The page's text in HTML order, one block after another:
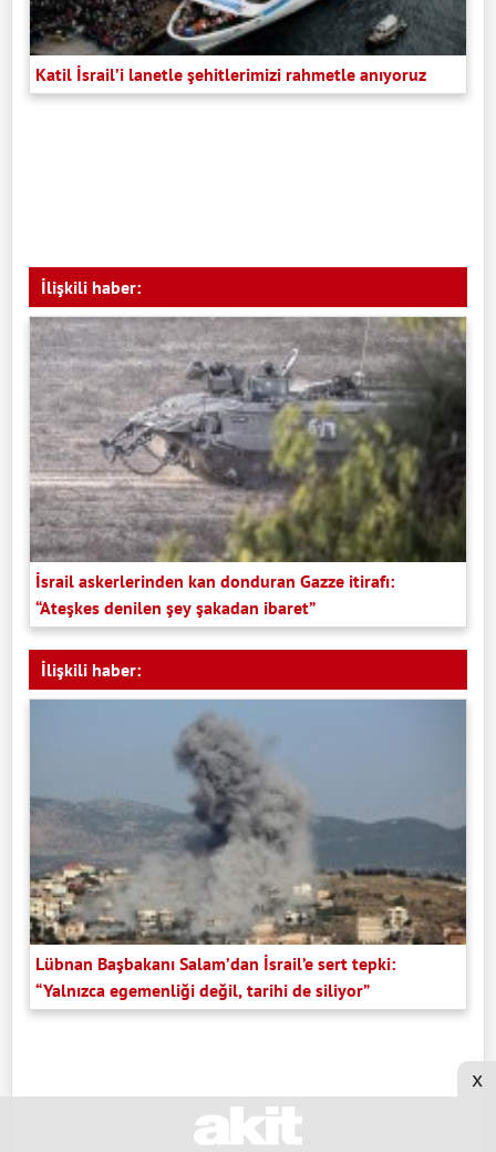
Katil İsrail’i lanetle şehitlerimizi rahmetle anıyoruz
İlişkili haber:
İsrail askerlerinden kan donduran Gazze itirafı:
“Ateşkes denilen şey şakadan ibaret”
İlişkili haber:
Lübnan Başbakanı Salam’dan İsrail’e sert tepki:
“Yalnızca egemenliği değil, tarihi de siliyor”
x